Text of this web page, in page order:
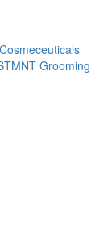
Grooming